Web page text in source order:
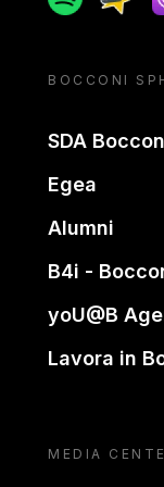
BOCCONI
SDA
Egea
Alumni
B4i -
yoU@B
Lavora in
MEDIA